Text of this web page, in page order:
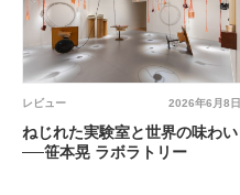
2026年6月8日
レビュー
ねじれた実験室と世界の味わい
──笹本晃 ラボラトリー